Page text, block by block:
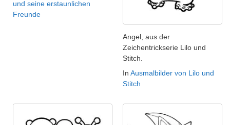
und seine erstaunlichen
Freunde
Angel, aus der
Zeichentrickserie Lilo und
Stitch.
In Ausmalbilder von Lilo und
Stitch